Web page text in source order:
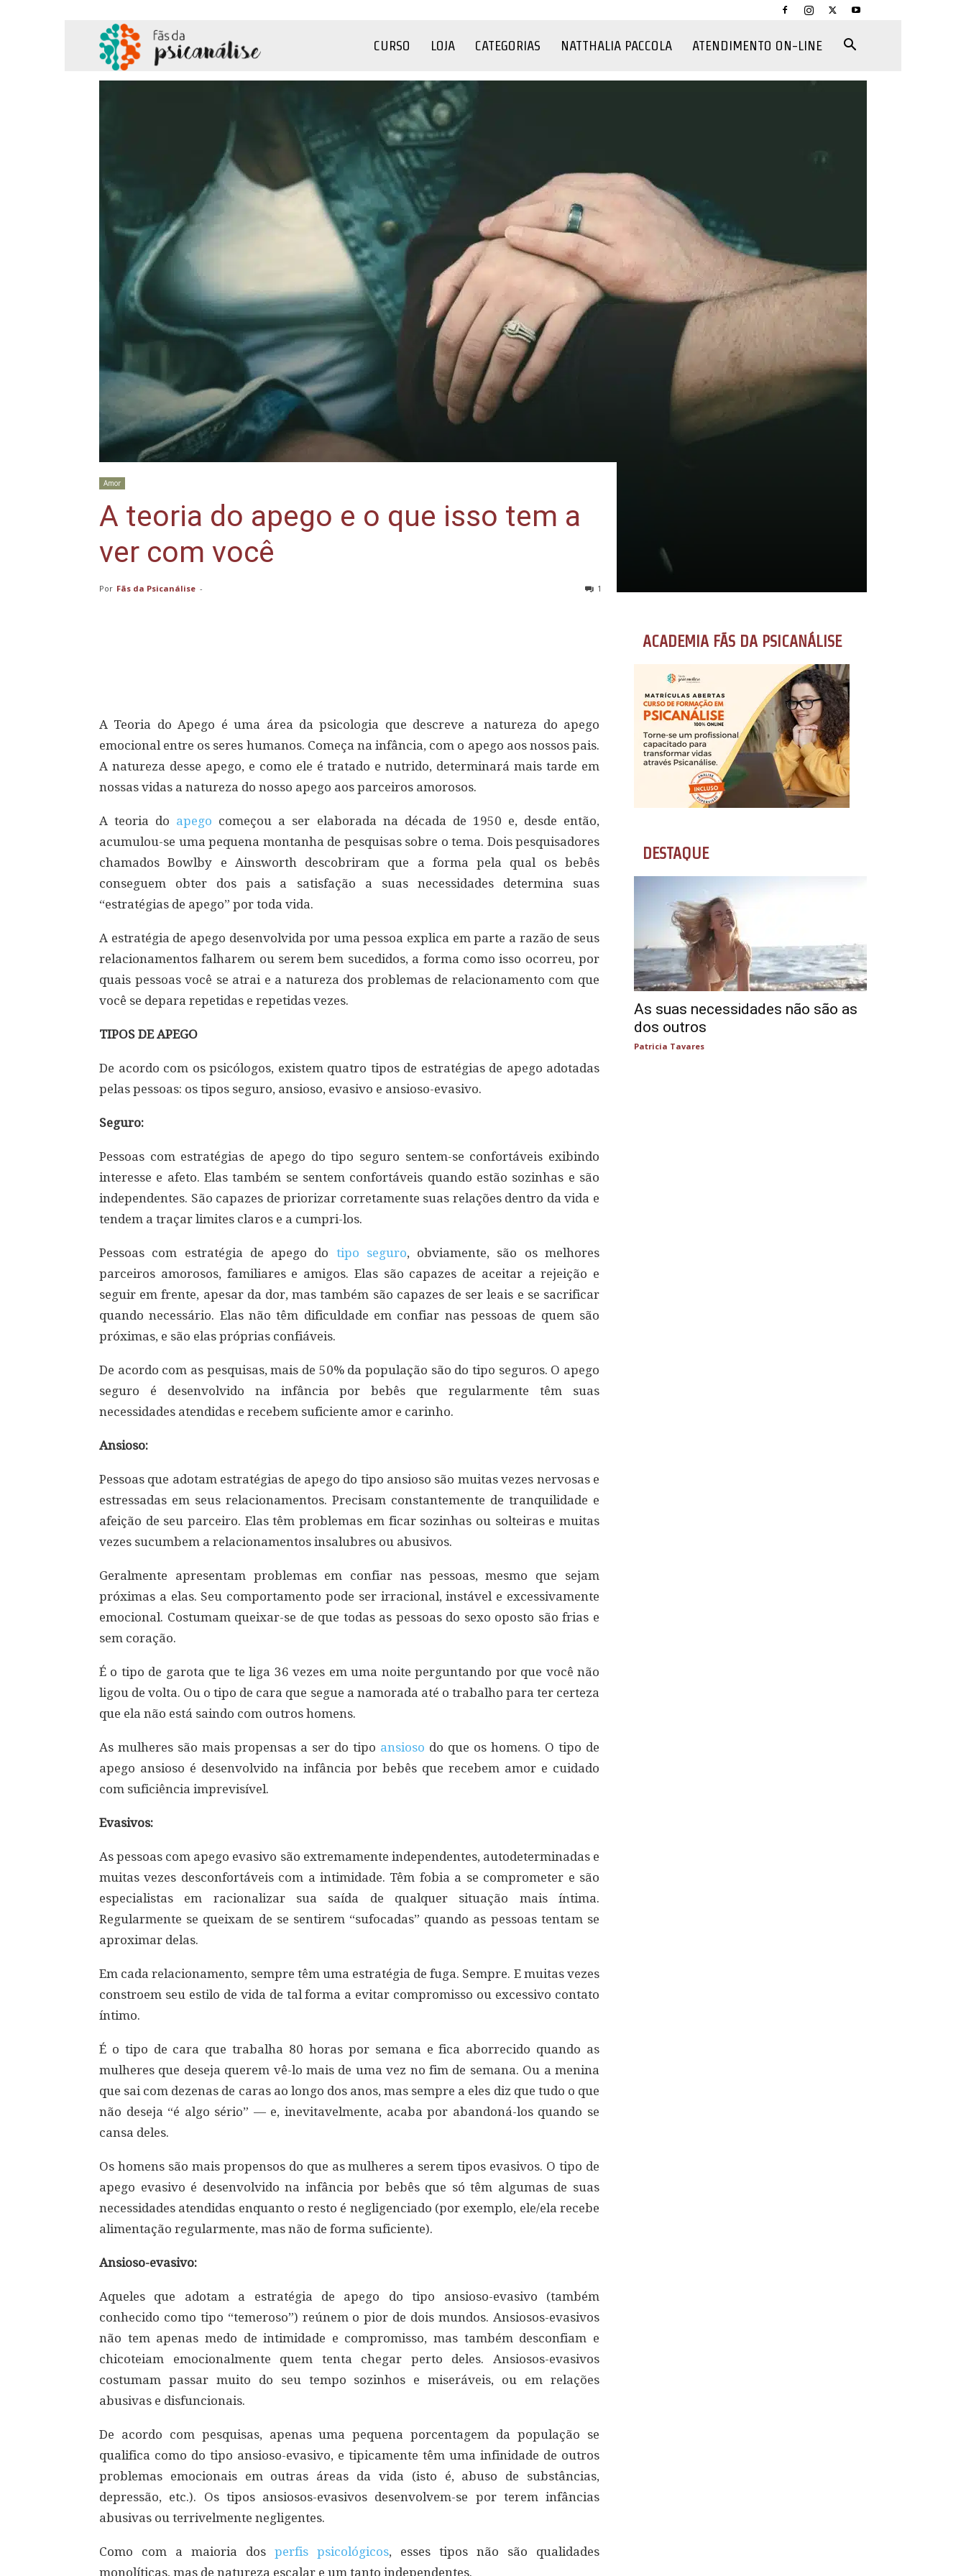
Psicanálise
CURSO LOJA CATEGORIAS NATTHALIA PACCOLA ATENDIMENTO ON-LINE
Amor
A teoria do apego e o que isso tem a
ver com você
Por Fãs da Psicanálise - 1
A Teoria do Apego é uma área da psicologia que descreve a natureza do apego
emocional entre os seres humanos. Começa na infância, com o apego aos nossos pais.
A natureza desse apego, e como ele é tratado e nutrido, determinará mais tarde em
nossas vidas a natureza do nosso apego aos parceiros amorosos.
A teoria do apego começou a ser elaborada na década de 1950 e, desde então,
acumulou-se uma pequena montanha de pesquisas sobre o tema. Dois pesquisadores
chamados Bowlby e Ainsworth descobriram que a forma pela qual os bebês
conseguem obter dos pais a satisfação a suas necessidades determina suas
“estratégias de apego” por toda vida.
A estratégia de apego desenvolvida por uma pessoa explica em parte a razão de seus
relacionamentos falharem ou serem bem sucedidos, a forma como isso ocorreu, por
quais pessoas você se atrai e a natureza dos problemas de relacionamento com que
você se depara repetidas e repetidas vezes.
TIPOS DE APEGO
De acordo com os psicólogos, existem quatro tipos de estratégias de apego adotadas
pelas pessoas: os tipos seguro, ansioso, evasivo e ansioso-evasivo.
Seguro:
Pessoas com estratégias de apego do tipo seguro sentem-se confortáveis exibindo
interesse e afeto. Elas também se sentem confortáveis quando estão sozinhas e são
independentes. São capazes de priorizar corretamente suas relações dentro da vida e
tendem a traçar limites claros e a cumpri-los.
Pessoas com estratégia de apego do tipo seguro, obviamente, são os melhores
parceiros amorosos, familiares e amigos. Elas são capazes de aceitar a rejeição e
seguir em frente, apesar da dor, mas também são capazes de ser leais e se sacrificar
quando necessário. Elas não têm dificuldade em confiar nas pessoas de quem são
próximas, e são elas próprias confiáveis.
De acordo com as pesquisas, mais de 50% da população são do tipo seguros. O apego
seguro é desenvolvido na infância por bebês que regularmente têm suas
necessidades atendidas e recebem suficiente amor e carinho.
Ansioso:
Pessoas que adotam estratégias de apego do tipo ansioso são muitas vezes nervosas e
estressadas em seus relacionamentos. Precisam constantemente de tranquilidade e
afeição de seu parceiro. Elas têm problemas em ficar sozinhas ou solteiras e muitas
vezes sucumbem a relacionamentos insalubres ou abusivos.
Geralmente apresentam problemas em confiar nas pessoas, mesmo que sejam
próximas a elas. Seu comportamento pode ser irracional, instável e excessivamente
emocional. Costumam queixar-se de que todas as pessoas do sexo oposto são frias e
sem coração.
É o tipo de garota que te liga 36 vezes em uma noite perguntando por que você não
ligou de volta. Ou o tipo de cara que segue a namorada até o trabalho para ter certeza
que ela não está saindo com outros homens.
As mulheres são mais propensas a ser do tipo ansioso do que os homens. O tipo de
apego ansioso é desenvolvido na infância por bebês que recebem amor e cuidado
com suficiência imprevisível.
Evasivos:
As pessoas com apego evasivo são extremamente independentes, autodeterminadas e
muitas vezes desconfortáveis com a intimidade. Têm fobia a se comprometer e são
especialistas em racionalizar sua saída de qualquer situação mais íntima.
Regularmente se queixam de se sentirem “sufocadas” quando as pessoas tentam se
aproximar delas.
Em cada relacionamento, sempre têm uma estratégia de fuga. Sempre. E muitas vezes
constroem seu estilo de vida de tal forma a evitar compromisso ou excessivo contato
íntimo.
É o tipo de cara que trabalha 80 horas por semana e fica aborrecido quando as
mulheres que deseja querem vê-lo mais de uma vez no fim de semana. Ou a menina
que sai com dezenas de caras ao longo dos anos, mas sempre a eles diz que tudo o que
não deseja “é algo sério” — e, inevitavelmente, acaba por abandoná-los quando se
cansa deles.
Os homens são mais propensos do que as mulheres a serem tipos evasivos. O tipo de
apego evasivo é desenvolvido na infância por bebês que só têm algumas de suas
necessidades atendidas enquanto o resto é negligenciado (por exemplo, ele/ela recebe
alimentação regularmente, mas não de forma suficiente).
Ansioso-evasivo:
Aqueles que adotam a estratégia de apego do tipo ansioso-evasivo (também
conhecido como tipo “temeroso”) reúnem o pior de dois mundos. Ansiosos-evasivos
não tem apenas medo de intimidade e compromisso, mas também desconfiam e
chicoteiam emocionalmente quem tenta chegar perto deles. Ansiosos-evasivos
costumam passar muito do seu tempo sozinhos e miseráveis, ou em relações
abusivas e disfuncionais.
De acordo com pesquisas, apenas uma pequena porcentagem da população se
qualifica como do tipo ansioso-evasivo, e tipicamente têm uma infinidade de outros
problemas emocionais em outras áreas da vida (isto é, abuso de substâncias,
depressão, etc.). Os tipos ansiosos-evasivos desenvolvem-se por terem infâncias
abusivas ou terrivelmente negligentes.
Como com a maioria dos perfis psicológicos, esses tipos não são qualidades
monolíticas, mas de natureza escalar e um tanto independentes.
ACADEMIA FÃS DA PSICANÁLISE
DESTAQUE
As suas necessidades não são as
dos outros
Patricia Tavares